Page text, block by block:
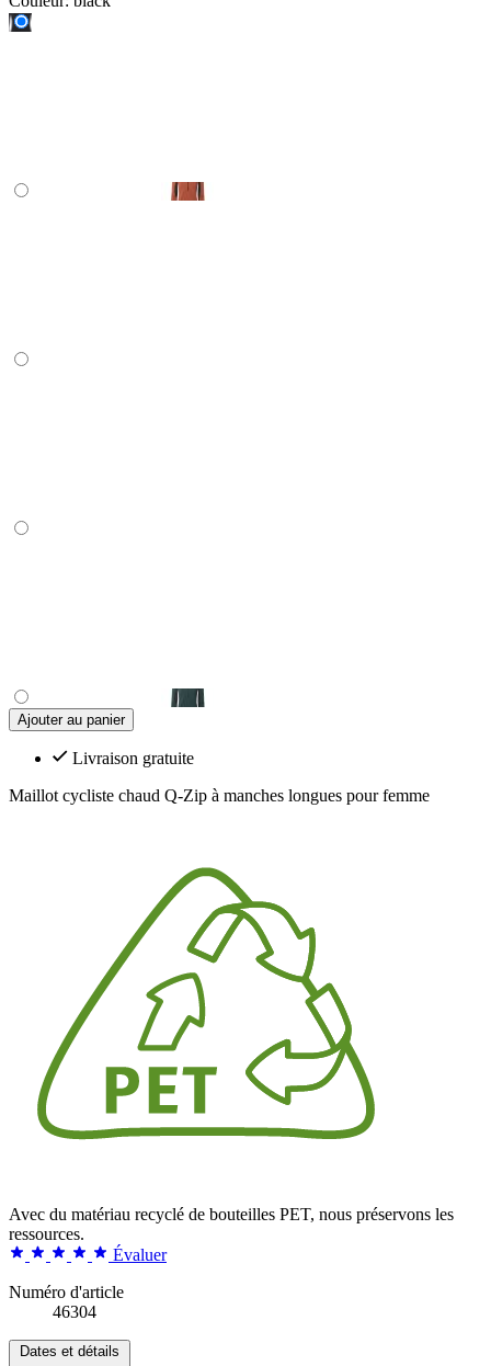
Ajouter au panier
Livraison gratuite
Maillot cycliste chaud Q-Zip à manches longues pour femme
Avec du matériau recyclé de bouteilles PET, nous préservons les
ressources.
Évaluer
Numéro d'article
46304
Dates et détails